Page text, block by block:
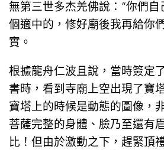
無第三世多杰羌佛說：“你們
個適中的，修好廟後我再給你
實。
根據龍舟仁波且說，當時簽定
書時，看到寺廟上空出現了寶
寶塔上的時候是動態的圖像，
菩薩完整的身體、臉乃至還有
比！但由於激動之下，趕緊頂